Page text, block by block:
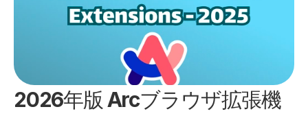
2026年版 Arcブラウザ拡張機